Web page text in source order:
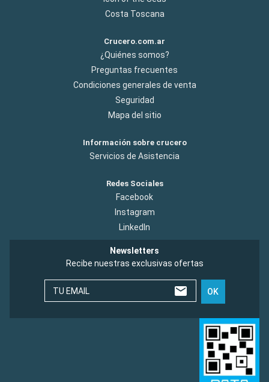
Costa Toscana
Crucero.com.ar
¿Quiénes somos?
Preguntas frecuentes
Condiciones generales de venta
Seguridad
Mapa del sitio
Información sobre crucero
Servicios de Asistencia
Redes Sociales
Facebook
Instagram
LinkedIn
Newsletters
Recibe nuestras exclusivas ofertas
TU EMAIL OK